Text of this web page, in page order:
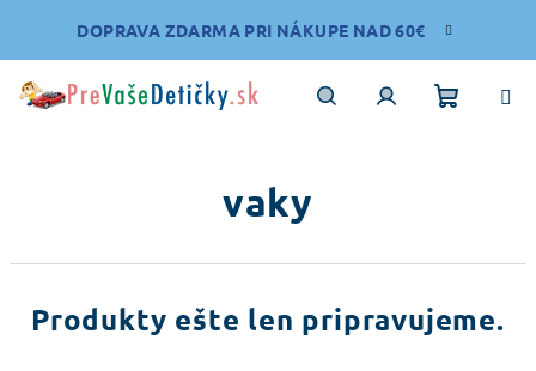
obsah
DOPRAVA ZDARMA PRI NÁKUPE NAD 60€
vaky
Produkty ešte len pripravujeme.